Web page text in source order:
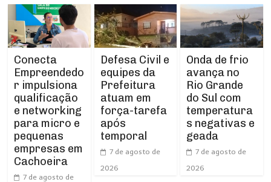
Conecta
Empreendedo
r impulsiona
qualificação
e networking
para micro e
pequenas
empresas em
Cachoeira
7 de agosto de
Defesa Civil e
equipes da
Prefeitura
atuam em
força-tarefa
após
temporal
7 de agosto de
2026
Onda de frio
avança no
Rio Grande
do Sul com
temperatura
s negativas e
geada
7 de agosto de
2026